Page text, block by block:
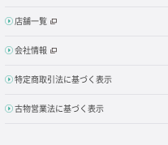
店舗一覧
会社情報
特定商取引法に基づく表示
古物営業法に基づく表示